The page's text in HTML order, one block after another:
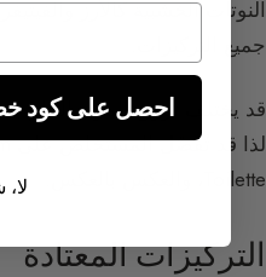
النوتات الخشبية كالأرز
جميع التركيزات.
قد يختلف توزيع المواد الخام
Toilette، والعكس بالعكس.
التركيزات المعتادة
احصل على كود خصم 10%